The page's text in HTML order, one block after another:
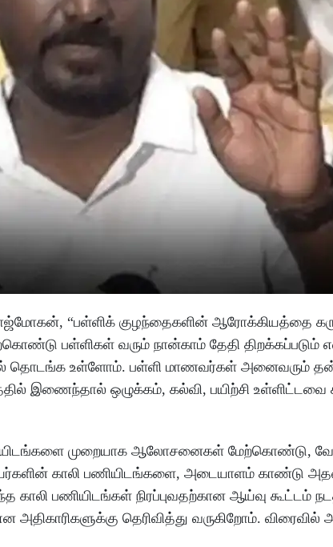
“பள்ளிக் குழந்தைகளின் ஆரோக்கியத்தை
பள்ளிகள் வரும் நான்காம் தேதி திறக்கப்படும்
தொடங்க உள்ளோம். பள்ளி மாணவர்கள் அனைவரும்
ஒழுக்கம், கல்வி, பயிற்சி உள்ளிட்டவை
முறையாக ஆலோசனைகள் மேற்கொண்டு,
காலி பணியிடங்களை, அடையாளம் காண்டு
காலி பணியிடங்கள் நிரப்புவதற்கான ஆய்வு கூட்டம்
தெரிவித்து வருகிறோம்.